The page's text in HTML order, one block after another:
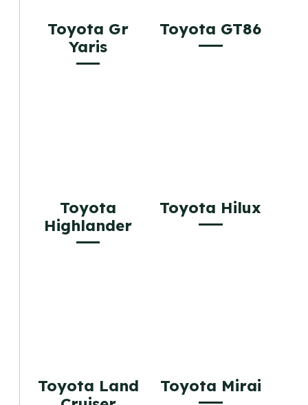
Toyota Gr
Yaris
Toyota GT86
Toyota
Highlander
Toyota Hilux
Toyota Land
Toyota Mirai